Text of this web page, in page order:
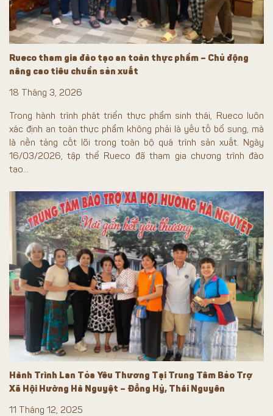
Rueco tham gia đào tạo an toàn thực phẩm – Chủ động
nâng cao tiêu chuẩn sản xuất
18 Tháng 3, 2026
Trong hành trình phát triển thực phẩm sinh thái, Rueco luôn
xác định an toàn thực phẩm không phải là yếu tố bổ sung, mà
là nền tảng cốt lõi trong toàn bộ quá trình sản xuất. Ngày
16/03/2026, tập thể Rueco đã tham gia chương trình đào
tạo...
Hành Trình Lan Tỏa Yêu Thương Tại Trung Tâm Bảo Trợ
Xã Hội Hường Hà Nguyệt – Đồng Hỷ, Thái Nguyên
11 Tháng 12, 2025